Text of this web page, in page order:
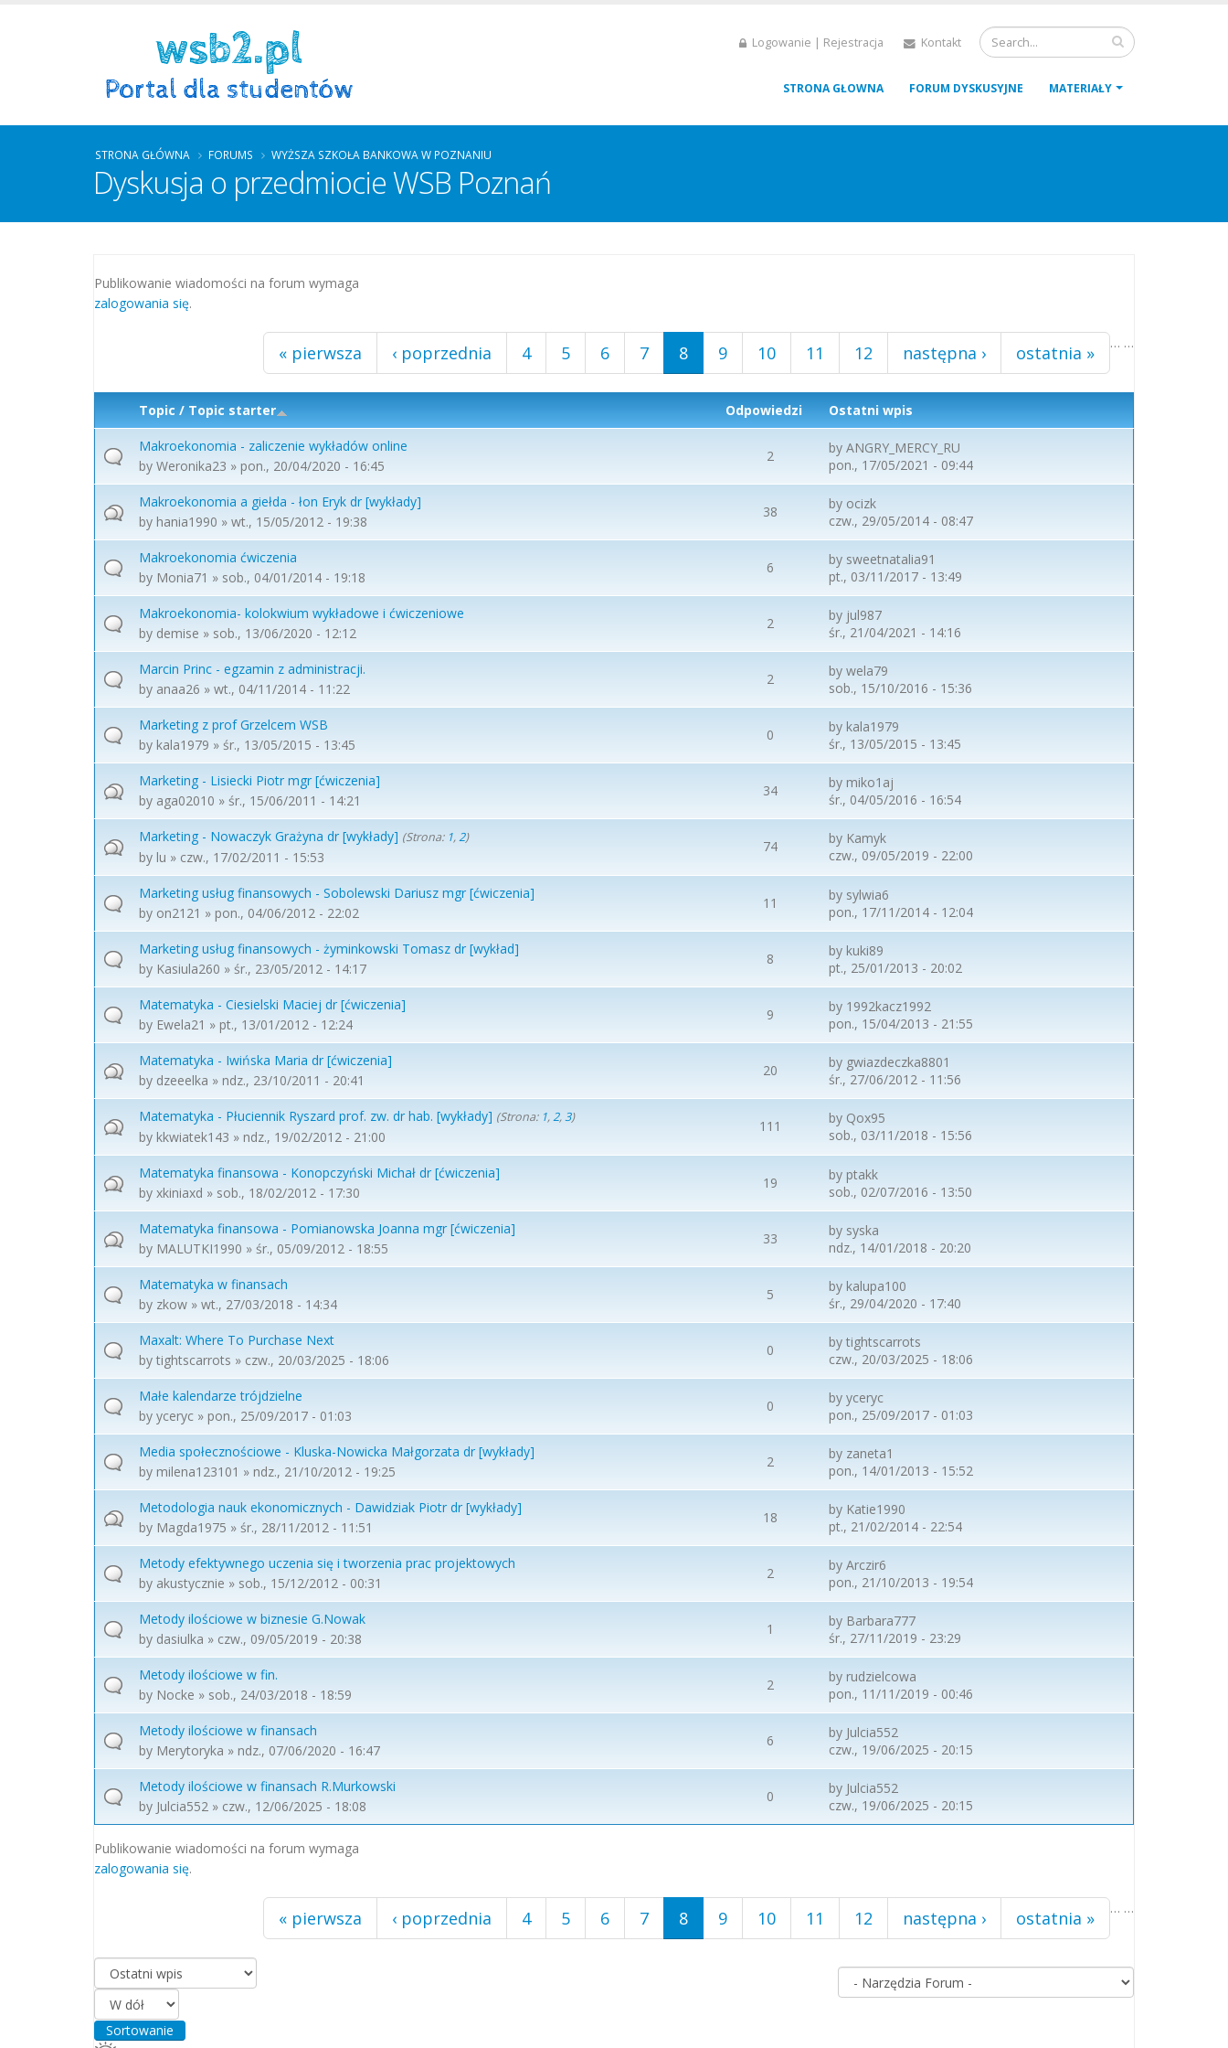
Logowanie | Rejestracja Kontakt
STRONA GŁOWNA FORUM DYSKUSYJNE MATERIAŁY
STRONA GŁÓWNA FORUMS WYŻSZA SZKOŁA BANKOWA W POZNANIU
Dyskusja o przedmiocie WSB Poznań
Publikowanie wiadomości na forum wymaga
zalogowania się.
Strony
« pierwsza ‹ poprzednia …
4 5 6 7 8 9 10 11 12 …
następna › ostatnia »
Topic / Topic starter Odpowiedzi Ostatni wpis
Makroekonomia - zaliczenie wykładów online
by Weronika23 » pon., 20/04/2020 - 16:45
2 by ANGRY_MERCY_RU
pon., 17/05/2021 - 09:44
Makroekonomia a giełda - łon Eryk dr [wykłady]
by hania1990 » wt., 15/05/2012 - 19:38
38 by ocizk
czw., 29/05/2014 - 08:47
Makroekonomia ćwiczenia
by Monia71 » sob., 04/01/2014 - 19:18
6 by sweetnatalia91
pt., 03/11/2017 - 13:49
Makroekonomia- kolokwium wykładowe i ćwiczeniowe
by demise » sob., 13/06/2020 - 12:12
2 by jul987
śr., 21/04/2021 - 14:16
Marcin Princ - egzamin z administracji.
by anaa26 » wt., 04/11/2014 - 11:22
2 by wela79
sob., 15/10/2016 - 15:36
Marketing z prof Grzelcem WSB
by kala1979 » śr., 13/05/2015 - 13:45
0 by kala1979
śr., 13/05/2015 - 13:45
Marketing - Lisiecki Piotr mgr [ćwiczenia]
by aga02010 » śr., 15/06/2011 - 14:21
34 by miko1aj
śr., 04/05/2016 - 16:54
Marketing - Nowaczyk Grażyna dr [wykłady] (Strona: 1,2)
by lu » czw., 17/02/2011 - 15:53
74 by Kamyk
czw., 09/05/2019 - 22:00
Marketing usług finansowych - Sobolewski Dariusz mgr [ćwiczenia]
by on2121 » pon., 04/06/2012 - 22:02
11 by sylwia6
pon., 17/11/2014 - 12:04
Marketing usług finansowych - żyminkowski Tomasz dr [wykład]
by Kasiula260 » śr., 23/05/2012 - 14:17
8 by kuki89
pt., 25/01/2013 - 20:02
Matematyka - Ciesielski Maciej dr [ćwiczenia]
by Ewela21 » pt., 13/01/2012 - 12:24
9 by 1992kacz1992
pon., 15/04/2013 - 21:55
Matematyka - Iwińska Maria dr [ćwiczenia]
by dzeeelka » ndz., 23/10/2011 - 20:41
20 by gwiazdeczka8801
śr., 27/06/2012 - 11:56
Matematyka - Płuciennik Ryszard prof. zw. dr hab. [wykłady] (Strona: 1,2,3)
by kkwiatek143 » ndz., 19/02/2012 - 21:00
111 by Qox95
sob., 03/11/2018 - 15:56
Matematyka finansowa - Konopczyński Michał dr [ćwiczenia]
by xkiniaxd » sob., 18/02/2012 - 17:30
19 by ptakk
sob., 02/07/2016 - 13:50
Matematyka finansowa - Pomianowska Joanna mgr [ćwiczenia]
by MALUTKI1990 » śr., 05/09/2012 - 18:55
33 by syska
ndz., 14/01/2018 - 20:20
Matematyka w finansach
by zkow » wt., 27/03/2018 - 14:34
5 by kalupa100
śr., 29/04/2020 - 17:40
Maxalt: Where To Purchase Next
by tightscarrots » czw., 20/03/2025 - 18:06
0 by tightscarrots
czw., 20/03/2025 - 18:06
Małe kalendarze trójdzielne
by yceryc » pon., 25/09/2017 - 01:03
0 by yceryc
pon., 25/09/2017 - 01:03
Media społecznościowe - Kluska-Nowicka Małgorzata dr [wykłady]
by milena123101 » ndz., 21/10/2012 - 19:25
2 by zaneta1
pon., 14/01/2013 - 15:52
Metodologia nauk ekonomicznych - Dawidziak Piotr dr [wykłady]
by Magda1975 » śr., 28/11/2012 - 11:51
18 by Katie1990
pt., 21/02/2014 - 22:54
Metody efektywnego uczenia się i tworzenia prac projektowych
by akustycznie » sob., 15/12/2012 - 00:31
2 by Arczir6
pon., 21/10/2013 - 19:54
Metody ilościowe w biznesie G.Nowak
by dasiulka » czw., 09/05/2019 - 20:38
1 by Barbara777
śr., 27/11/2019 - 23:29
Metody ilościowe w fin.
by Nocke » sob., 24/03/2018 - 18:59
2 by rudzielcowa
pon., 11/11/2019 - 00:46
Metody ilościowe w finansach
by Merytoryka » ndz., 07/06/2020 - 16:47
6 by Julcia552
czw., 19/06/2025 - 20:15
Metody ilościowe w finansach R.Murkowski
by Julcia552 » czw., 12/06/2025 - 18:08
0 by Julcia552
czw., 19/06/2025 - 20:15
Publikowanie wiadomości na forum wymaga
zalogowania się.
Strony
« pierwsza ‹ poprzednia …
4 5 6 7 8 9 10 11 12 …
następna › ostatnia »
Porządkuj według
Sortowanie